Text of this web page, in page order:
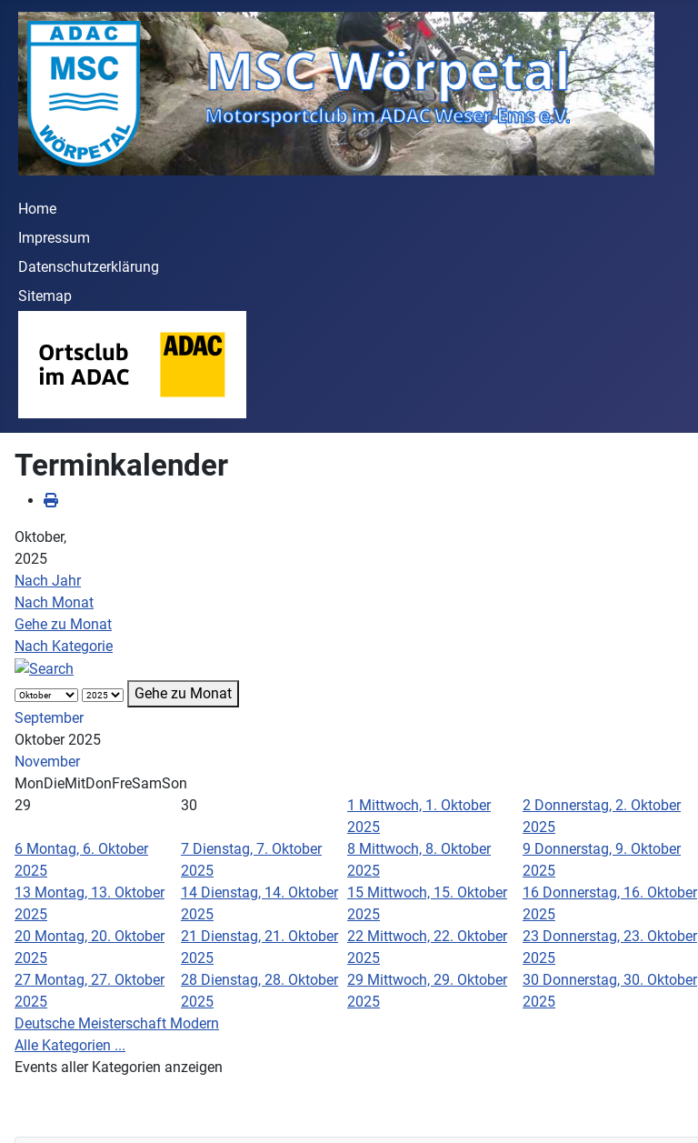
Home
Impressum
Datenschutzerklärung
Sitemap
Terminkalender
Oktober,
2025
Nach Jahr
Nach Monat
Gehe zu Monat
Nach Kategorie
Gehe zu Monat
September
Oktober 2025
November
MonDieMitDonFreSamSon
29
30 1 Mittwoch, 1. Oktober
2025
2 Donnerstag, 2. Oktober
2025
6 Montag, 6. Oktober
2025
7 Dienstag, 7. Oktober
2025
8 Mittwoch, 8. Oktober
2025
9 Donnerstag, 9. Oktober
2025
13 Montag, 13. Oktober
2025
14 Dienstag, 14. Oktober
2025
15 Mittwoch, 15. Oktober
2025
16 Donnerstag, 16. Oktober
2025
20 Montag, 20. Oktober
2025
21 Dienstag, 21. Oktober
2025
22 Mittwoch, 22. Oktober
2025
23 Donnerstag, 23. Oktober
2025
27 Montag, 27. Oktober
2025
28 Dienstag, 28. Oktober
2025
29 Mittwoch, 29. Oktober
2025
30 Donnerstag, 30. Oktober
2025
Deutsche Meisterschaft Modern
Alle Kategorien ...
Events aller Kategorien anzeigen